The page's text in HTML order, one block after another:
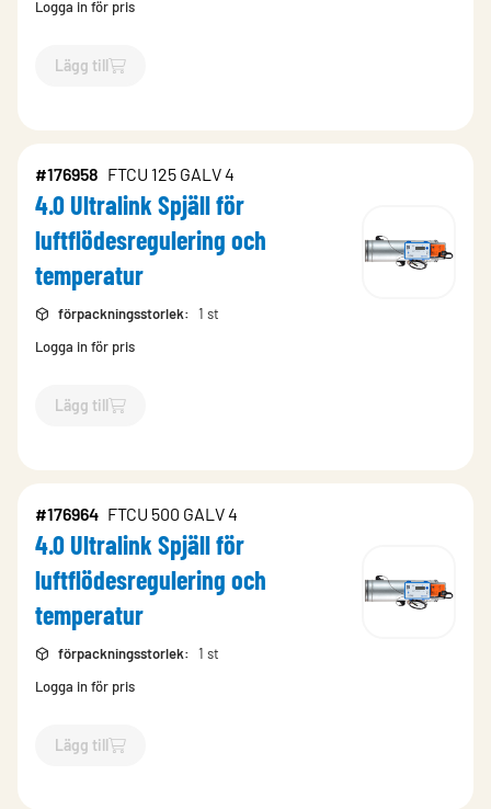
Logga in för pris
Lägg till
`$Lägg till
#176958 FTCU 125 GALV 4
4.0 Ultralink Spjäll för
luftflödesregulering och
temperatur
förpackningsstorlek:
1 st
Logga in för pris
Lägg till
`$Lägg till
#176964 FTCU 500 GALV 4
4.0 Ultralink Spjäll för
luftflödesregulering och
temperatur
förpackningsstorlek:
1 st
Logga in för pris
Lägg till
`$Lägg till